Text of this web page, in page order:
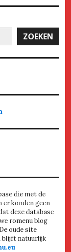
ZOEKEN
die met de
er konden geen
deze database
romenu blog
oude site
blijft natuurlijk